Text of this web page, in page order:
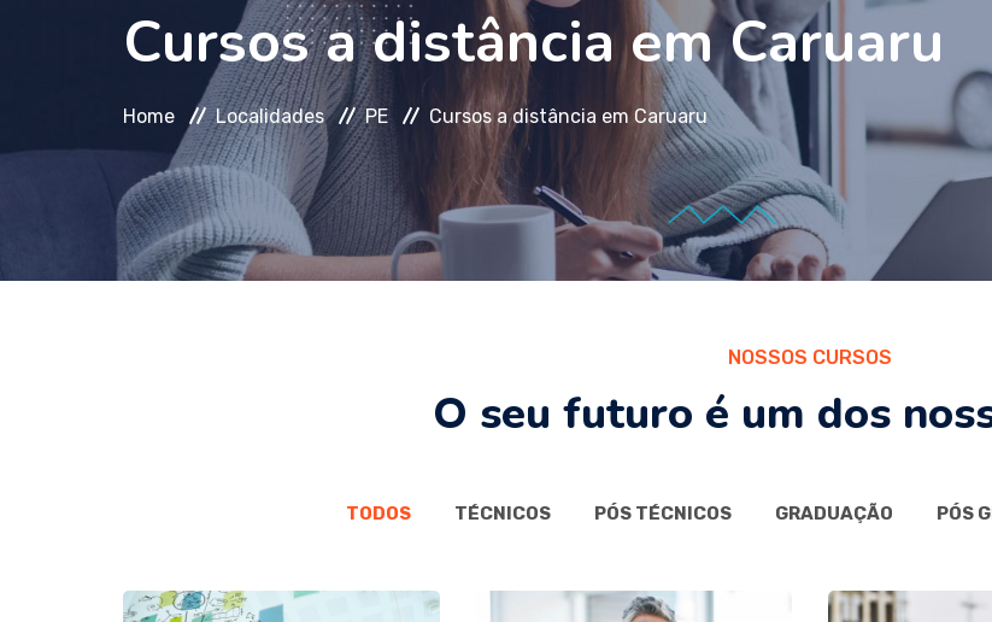
Cursos a distância em Caruaru
Home Localidades PE Cursos a distância em Caruaru
NOSSOS CURSOS
O seu futuro é um dos
TODOS TÉCNICOS PÓS TÉCNICOS GRADUAÇÃO PÓS